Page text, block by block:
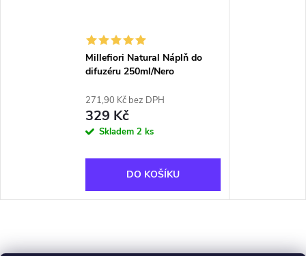
Millefiori Natural Náplň do
difuzéru 250ml/Nero
271,90 Kč bez DPH
329 Kč
Skladem 2 ks
DO KOŠÍKU